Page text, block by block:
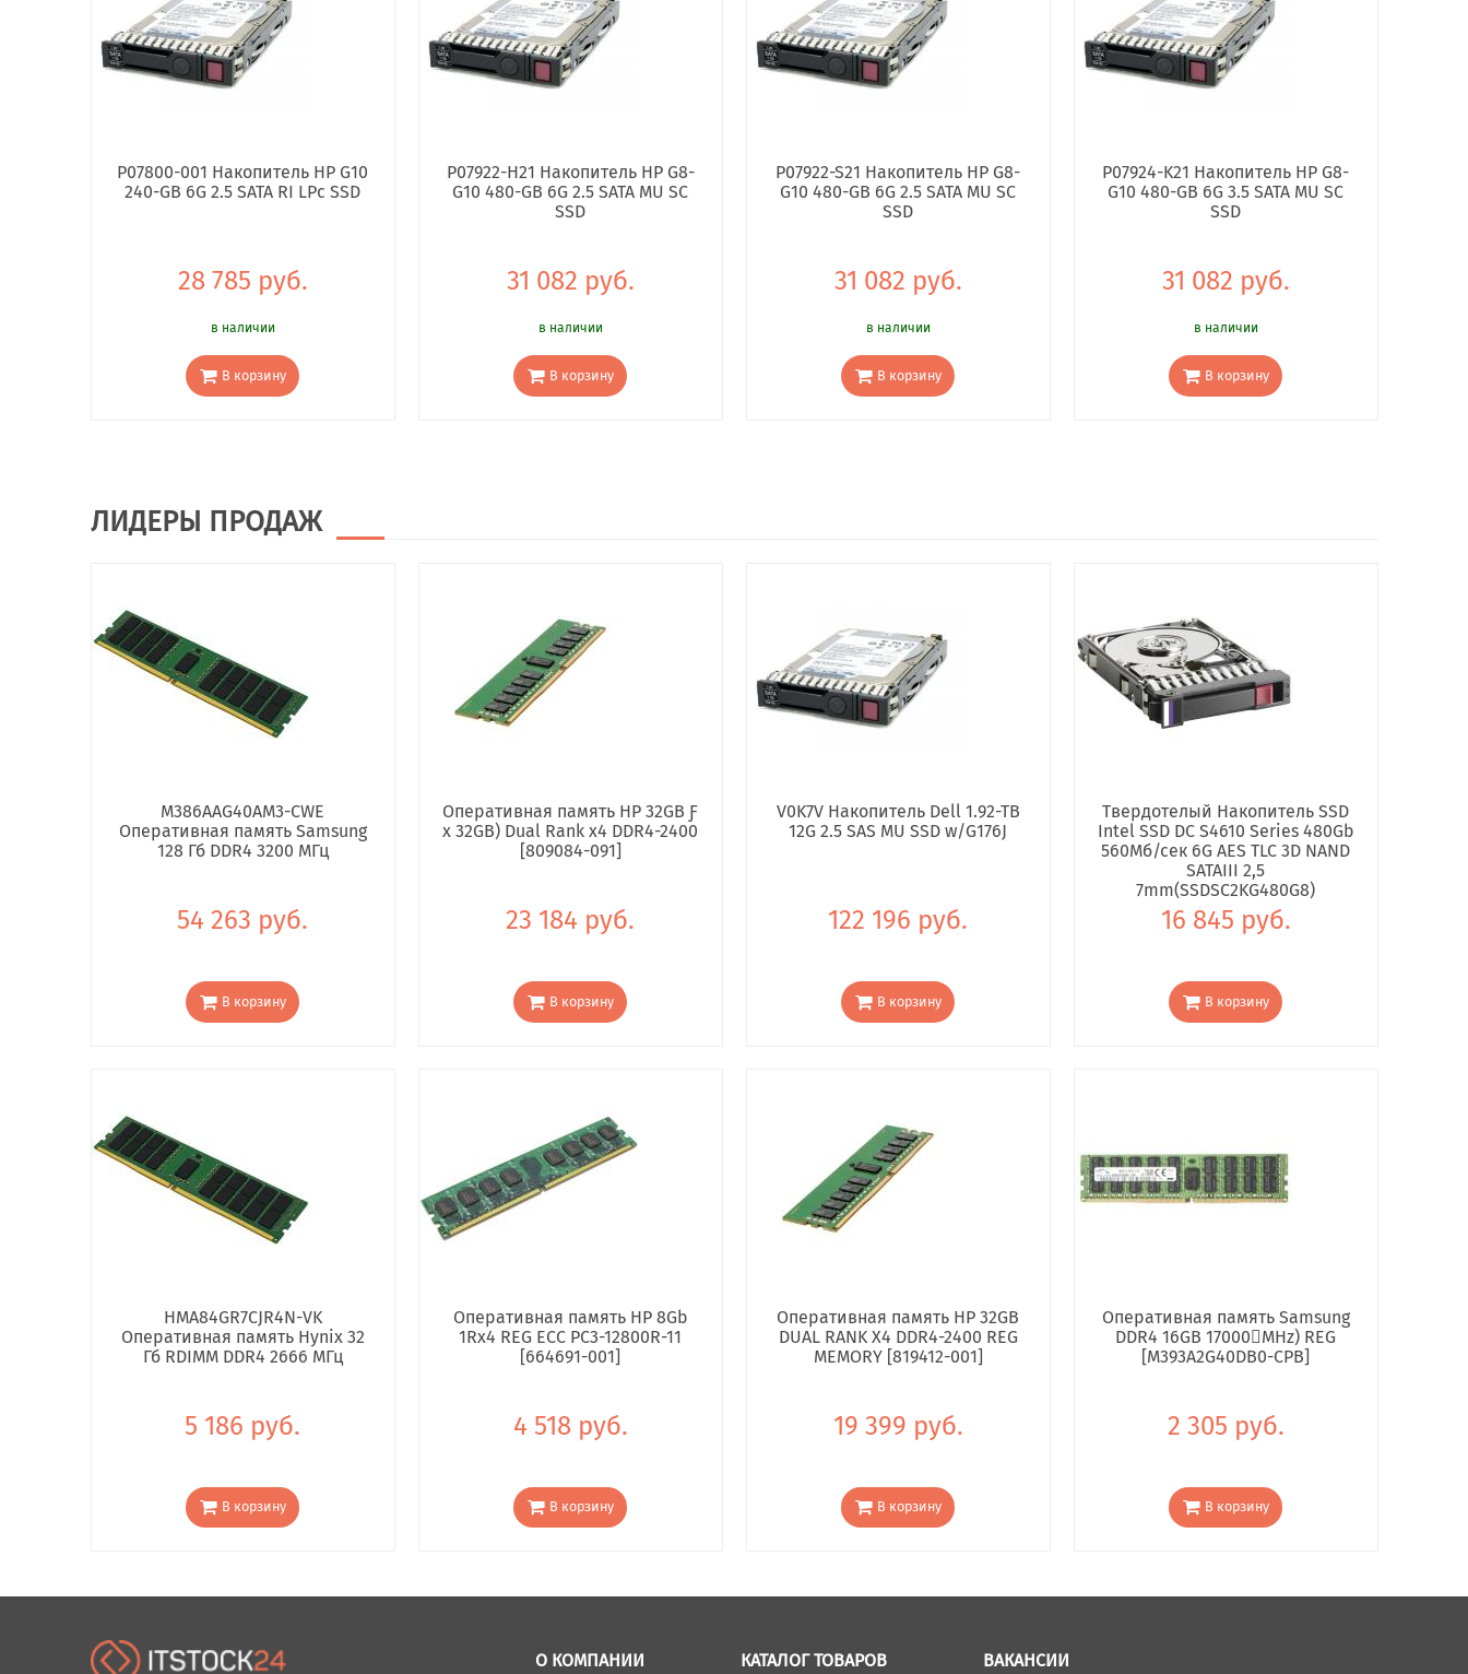
P07800-001 Накопитель HP G10
240-GB 6G 2.5 SATA RI LPc SSD
28 785 руб.
в наличии
В корзину
P07922-H21 Накопитель HP G8-
G10 480-GB 6G 2.5 SATA MU SC
SSD
31 082 руб.
в наличии
В корзину
P07922-S21 Накопитель HP G8-
G10 480-GB 6G 2.5 SATA MU SC
SSD
31 082 руб.
в наличии
В корзину
P07924-K21 Накопитель HP G8-
G10 480-GB 6G 3.5 SATA MU SC
SSD
31 082 руб.
в наличии
В корзину
ЛИДЕРЫ ПРОДАЖ
M386AAG40AM3-CWE
Оперативная память Samsung
128 Гб DDR4 3200 МГц
54 263 руб.
В корзину
Оперативная память HP 32GB Ƒ
x 32GB) Dual Rank x4 DDR4-2400
[809084-091]
23 184 руб.
В корзину
V0K7V Накопитель Dell 1.92-TB
12G 2.5 SAS MU SSD w/G176J
122 196 руб.
В корзину
Твердотелый Накопитель SSD
Intel SSD DC S4610 Series 480Gb
560Мб/сек 6G AES TLC 3D NAND
SATAIII 2,5
7mm(SSDSC2KG480G8)
16 845 руб.
В корзину
HMA84GR7CJR4N-VK
Оперативная память Hynix 32
Гб RDIMM DDR4 2666 МГц
5 186 руб.
В корзину
Оперативная память HP 8Gb
1Rx4 REG ECC PC3-12800R-11
[664691-001]
4 518 руб.
В корзину
Оперативная память HP 32GB
DUAL RANK X4 DDR4-2400 REG
MEMORY [819412-001]
19 399 руб.
В корзину
Оперативная память Samsung
DDR4 16GB 17000񢋕MHz) REG
[M393A2G40DB0-CPB]
2 305 руб.
В корзину
О КОМПАНИИ КАТАЛОГ ТОВАРОВ ВАКАНСИИ